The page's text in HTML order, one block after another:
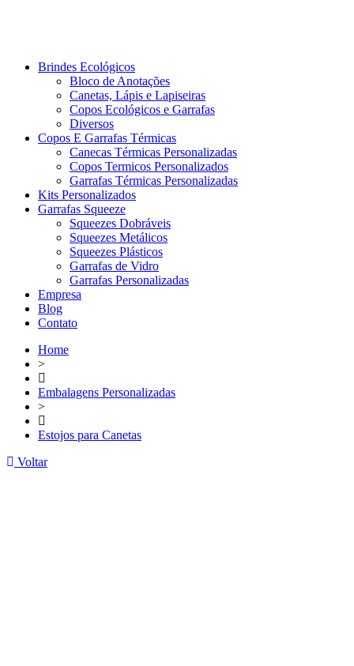
Brindes Ecológicos
Bloco de Anotações
Canetas, Lápis e Lapiseiras
Copos Ecológicos e Garrafas
Diversos
Copos E Garrafas Térmicas
Canecas Térmicas Personalizadas
Copos Termicos Personalizados
Garrafas Térmicas Personalizadas
Kits Personalizados
Garrafas Squeeze
Squeezes Dobráveis
Squeezes Metálicos
Squeezes Plásticos
Garrafas de Vidro
Garrafas Personalizadas
Empresa
Blog
Contato
Home
>
Embalagens Personalizadas
>
Estojos para Canetas
Voltar